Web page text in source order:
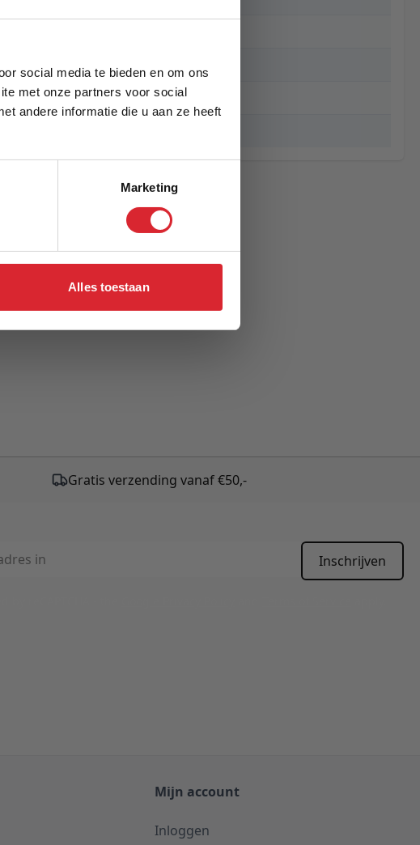
social media te bieden en om ons
met onze partners voor social
andere informatie die u aan ze heeft
Marketing
Alles toestaan
200 cm
Gratis verzending vanaf €50,-
Inschrijven
Mijn account
Inloggen